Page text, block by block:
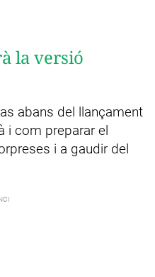
la versió
abans del llançament
i com preparar el
i a gaudir del